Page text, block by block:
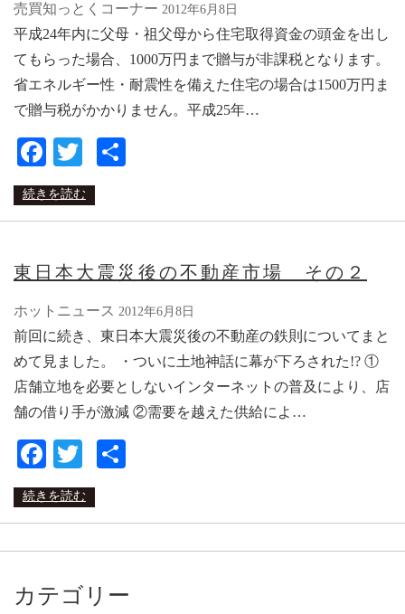
売買知っとくコーナー 2012年6月8日
平成24年内に父母・祖父母から住宅取得資金の頭金を出し
てもらった場合、1000万円まで贈与が非課税となります。
省エネルギー性・耐震性を備えた住宅の場合は1500万円ま
で贈与税がかかりません。平成25年…
Facebook
Twitter
続きを読む
東日本大震災後の不動産市場 その２
ホットニュース 2012年6月8日
前回に続き、東日本大震災後の不動産の鉄則についてまと
めて見ました。 ・ついに土地神話に幕が下ろされた!? ①
店舗立地を必要としないインターネットの普及により、店
舗の借り手が激減 ②需要を越えた供給によ…
Facebook
Twitter
続きを読む
カテゴリー